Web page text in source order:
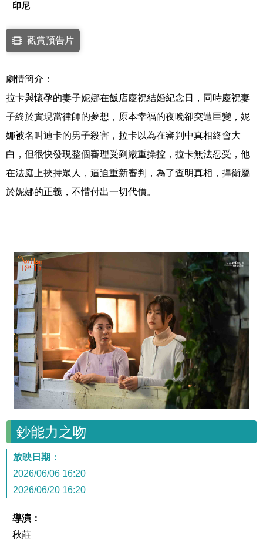
印尼
點擊下列連結開啟視窗後，可使用鍵盤Tab鍵移至影片中央播放鍵，再
連結至Youtube網站觀看此影片(開新視窗)
觀賞預告片
劇情簡介：
拉卡與懷孕的妻子妮娜在飯店慶祝結婚紀念日，同時慶祝妻
子終於實現當律師的夢想，原本幸福的夜晚卻突遭巨變，妮
娜被名叫迪卡的男子殺害，拉卡以為在審判中真相終會大
白，但很快發現整個審理受到嚴重操控，拉卡無法忍受，他
在法庭上挾持眾人，逼迫重新審判，為了查明真相，捍衛屬
於妮娜的正義，不惜付出一切代價。
鈔能力之吻
放映日期：
2026/06/06 16:20
2026/06/20 16:20
導演：
秋莊